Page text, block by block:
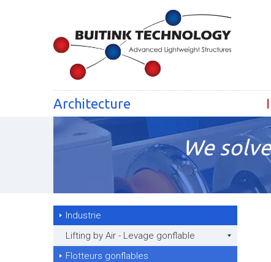
Architecture
We
Industrie
Lifting by Air - Levage gonflable
Flotteurs gonflables